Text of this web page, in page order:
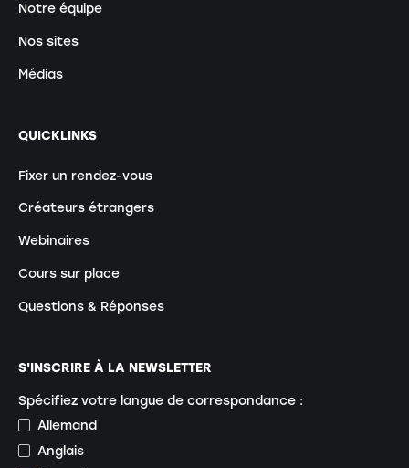
Notre équipe
Nos sites
Médias
QUICKLINKS
Fixer un rendez-vous
Créateurs étrangers
Webinaires
Cours sur place
Questions & Réponses
S'INSCRIRE À LA NEWSLETTER
Spécifiez votre langue de correspondance :
Allemand
Anglais